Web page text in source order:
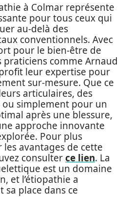
à Colmar représente
pour tous ceux qui
au-delà des
conventionnels. Avec
pour le bien-être de
praticiens comme Arnaud
leur expertise pour
sur-mesure. Que ce
articulaires, des
simplement pour un
après une blessure,
approche innovante
Pour plus
les avantages de cette
consulterce lien. La
est un domaine
et l’étiopathie a
place dans ce